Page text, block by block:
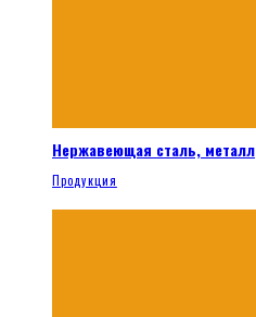
Нержавеющая сталь, металл
Продукция